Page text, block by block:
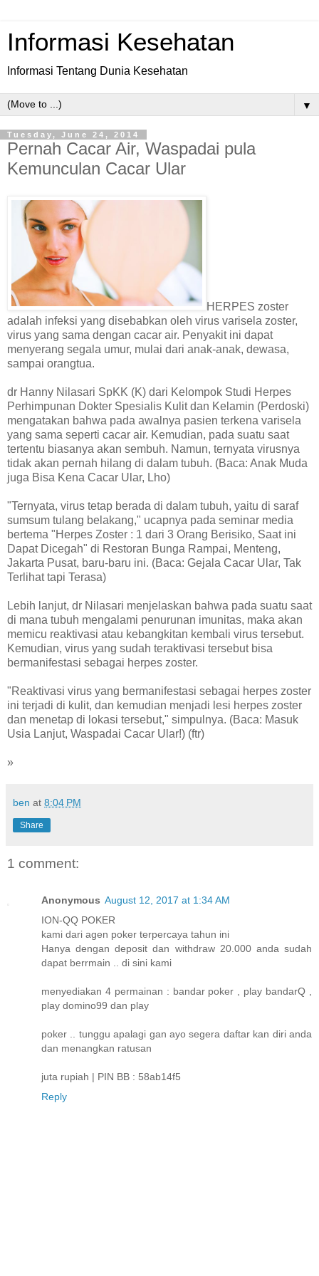
Informasi Kesehatan
Informasi Tentang Dunia Kesehatan
▼
Tuesday, June 24, 2014
Pernah Cacar Air, Waspadai pula
Kemunculan Cacar Ular
HERPES zoster
adalah infeksi yang disebabkan oleh virus varisela zoster,
virus yang sama dengan cacar air. Penyakit ini dapat
menyerang segala umur, mulai dari anak-anak, dewasa,
sampai orangtua.
dr Hanny Nilasari SpKK (K) dari Kelompok Studi Herpes
Perhimpunan Dokter Spesialis Kulit dan Kelamin (Perdoski)
mengatakan bahwa pada awalnya pasien terkena varisela
yang sama seperti cacar air. Kemudian, pada suatu saat
tertentu biasanya akan sembuh. Namun, ternyata virusnya
tidak akan pernah hilang di dalam tubuh. (Baca: Anak Muda
juga Bisa Kena Cacar Ular, Lho)
"Ternyata, virus tetap berada di dalam tubuh, yaitu di saraf
sumsum tulang belakang," ucapnya pada seminar media
bertema "Herpes Zoster : 1 dari 3 Orang Berisiko, Saat ini
Dapat Dicegah" di Restoran Bunga Rampai, Menteng,
Jakarta Pusat, baru-baru ini. (Baca: Gejala Cacar Ular, Tak
Terlihat tapi Terasa)
Lebih lanjut, dr Nilasari menjelaskan bahwa pada suatu saat
di mana tubuh mengalami penurunan imunitas, maka akan
memicu reaktivasi atau kebangkitan kembali virus tersebut.
Kemudian, virus yang sudah teraktivasi tersebut bisa
bermanifestasi sebagai herpes zoster.
"Reaktivasi virus yang bermanifestasi sebagai herpes zoster
ini terjadi di kulit, dan kemudian menjadi lesi herpes zoster
dan menetap di lokasi tersebut," simpulnya. (Baca: Masuk
Usia Lanjut, Waspadai Cacar Ular!) (ftr)
»
ben at 8:04 PM
Share
1 comment:
Anonymous August 12, 2017 at 1:34 AM
ION-QQ POKER
kami dari agen poker terpercaya tahun ini
Hanya dengan deposit dan withdraw 20.000 anda sudah
dapat berrmain .. di sini kami
menyediakan 4 permainan : bandar poker , play bandarQ ,
play domino99 dan play
poker .. tunggu apalagi gan ayo segera daftar kan diri anda
dan menangkan ratusan
juta rupiah | PIN BB : 58ab14f5
Reply